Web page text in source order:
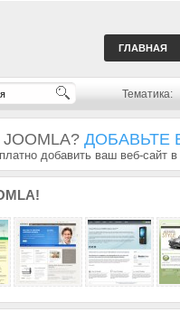
ГЛАВНАЯ
Тематика:
ДОБАВЬТЕ
добавить ваш веб-сайт